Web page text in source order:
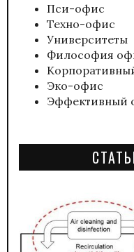
Пси-офис
Техно-офис
Университеты
Философия
Эко-офис
Эффективный